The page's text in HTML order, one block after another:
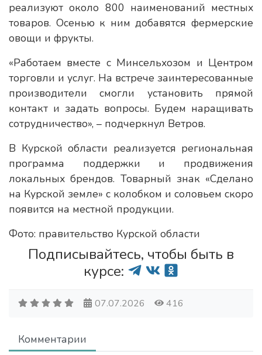
реализуют около 800 наименований местных
товаров. Осенью к ним добавятся фермерские
овощи и фрукты.
«Работаем вместе с Минсельхозом и Центром
торговли и услуг. На встрече заинтересованные
производители смогли установить прямой
контакт и задать вопросы. Будем наращивать
сотрудничество», – подчеркнул Ветров.
В Курской области реализуется региональная
программа поддержки и продвижения
локальных брендов. Товарный знак «Сделано
на Курской земле» с колобком и соловьем скоро
появится на местной продукции.
Фото: правительство Курской области
Подписывайтесь, чтобы быть в
курсе:
07.07.2026 416
Комментарии